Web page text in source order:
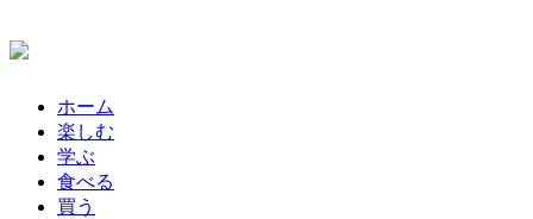
ホーム
楽しむ
学ぶ
食べる
買う